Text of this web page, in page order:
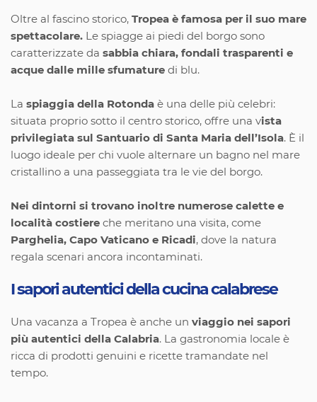
Oltre al fascino storico, Tropea è famosa per il suo mare
spettacolare. Le spiagge ai piedi del borgo sono
caratterizzate da sabbia chiara, fondali trasparenti e
acque dalle mille sfumature di blu.
La spiaggia della Rotonda è una delle più celebri:
situata proprio sotto il centro storico, offre una vista
privilegiata sul Santuario di Santa Maria dell’Isola. È il
luogo ideale per chi vuole alternare un bagno nel mare
cristallino a una passeggiata tra le vie del borgo.
Nei dintorni si trovano inoltre numerose calette e
località costiere che meritano una visita, come
Parghelia, Capo Vaticano e Ricadi, dove la natura
regala scenari ancora incontaminati.
I sapori autentici della cucina calabrese
Una vacanza a Tropea è anche un viaggio nei sapori
più autentici della Calabria. La gastronomia locale è
ricca di prodotti genuini e ricette tramandate nel
tempo.